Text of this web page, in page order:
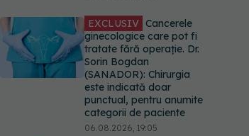
EXCLUSIV Cancerele
ginecologice care pot fi
tratate fără operație. Dr.
Sorin Bogdan
(SANADOR): Chirurgia
este indicată doar
punctual, pentru anumite
categorii de paciente
06.08.2026, 19:05